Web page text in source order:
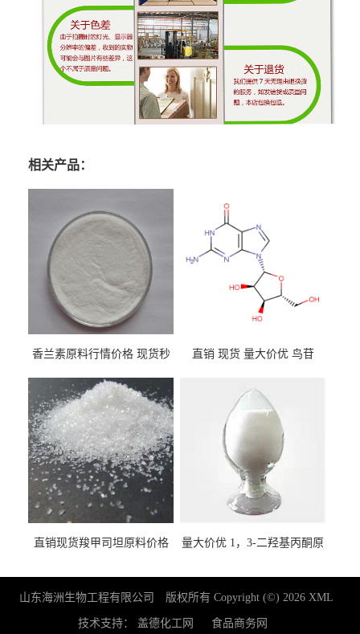
相关产品：
香兰素原料行情价格 现货秒
直销 现货 量大价优 鸟苷
直销现货羧甲司坦原料价格
量大价优 1，3-二羟基丙酮原
山东海洲生物工程有限公司 版权所有 Copyright (©) 2026 XML
技术支持： 盖德化工网 食品商务网